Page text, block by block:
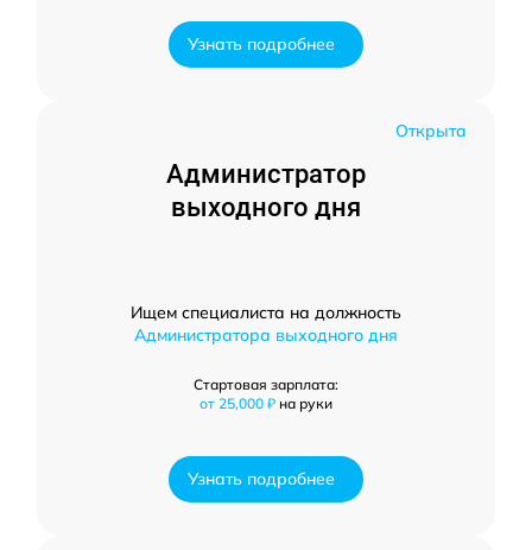
Узнать подробнее
Открыта
Администратор
выходного дня
Ищем специалиста на должность
Администратора выходного дня
Стартовая зарплата:
от 25,000 ₽ на руки
Узнать подробнее